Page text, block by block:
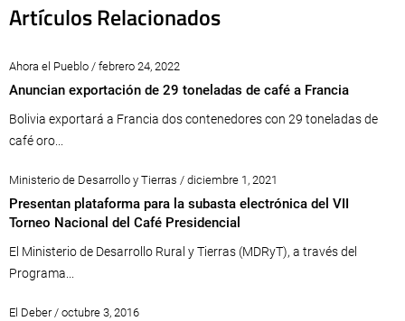
Artículos Relacionados
Ahora el Pueblo / febrero 24, 2022
Anuncian exportación de 29 toneladas de café a Francia
Bolivia exportará a Francia dos contenedores con 29 toneladas de
café oro...
Ministerio de Desarrollo y Tierras / diciembre 1, 2021
Presentan plataforma para la subasta electrónica del VII
Torneo Nacional del Café Presidencial
El Ministerio de Desarrollo Rural y Tierras (MDRyT), a través del
Programa...
El Deber / octubre 3, 2016